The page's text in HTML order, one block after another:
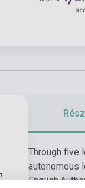
Through five
autonomous
English.